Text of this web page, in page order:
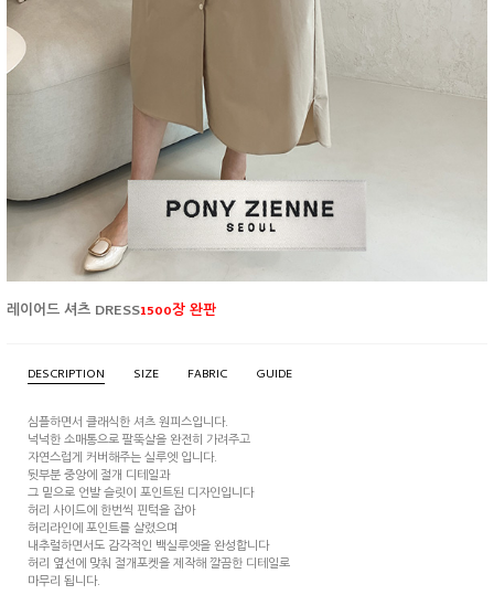
레이어드 셔츠 DRESS1500장 완판
DESCRIPTION SIZE FABRIC GUIDE
심플하면서 클래식한 셔츠 원피스입니다.
넉넉한 소매통으로 팔뚝살을 완전히 가려주고
자연스럽게 커버해주는 실루엣 입니다.
뒷부분 중앙에 절개 디테일과
그 밑으로 언발 슬릿이 포인트된 디자인입니다
허리 사이드에 한번씩 핀턱을 잡아
허리라인에 포인트를 살렸으며
내추럴하면서도 감각적인 백실루엣을 완성합니다
허리 옆선에 맞춰 절개포켓을 제작해 깔끔한 디테일로
마무리 됩니다.